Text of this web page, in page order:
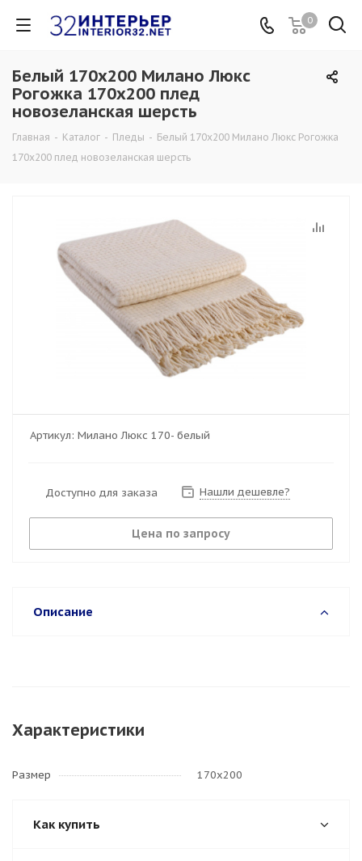
0
Белый 170х200 Милано Люкс
Рогожка 170х200 плед
новозеланская шерсть
Главная - Каталог - Пледы - Белый 170х200 Милано Люкс Рогожка
170х200 плед новозеланская шерсть
Артикул: Милано Люкс 170- белый
Доступно для заказа Нашли дешевле?
Цена по запросу
Описание
Характеристики
Размер 170х200
Как купить